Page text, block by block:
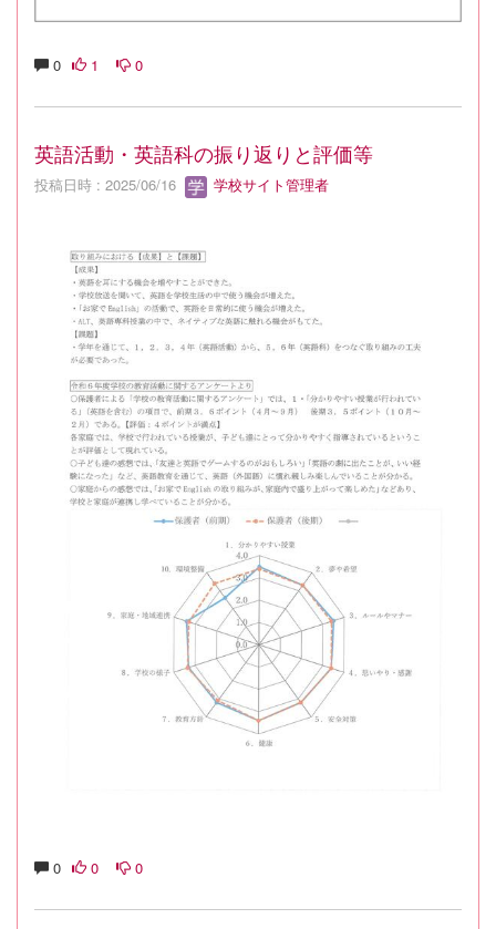
0 1 0
英語活動・英語科の振り返りと評価等
投稿日時 : 2025/06/16 学校サイト管理者
0 0 0